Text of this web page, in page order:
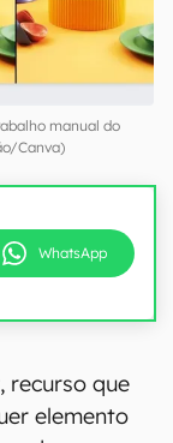
manual do
Canva)
WhatsApp
recurso que
elemento